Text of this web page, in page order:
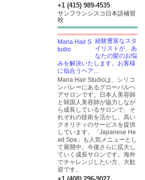
+1 (415) 989-4535
サンフランシスコ日本語補習
校
経験豊富なスタ
イリストが、あ
なたの髪のお悩
みを解決いたします。お客様
に似合うヘア...
Maria Hair Studioは、シリコ
ンバレーにあるグローバルヘ
アサロンです。日本人美容師
と韓国人美容師が協力しなが
ら成長しているサロンで、そ
れぞれの技術を活かし、高い
クオリティのサービスを提供
しています。「Japanese He
ad Spa」も人気メニューとし
て展開中。今後さらに拡大し
ていく成長サロンです。海外
でチャレンジしたい方、大歓
迎です。